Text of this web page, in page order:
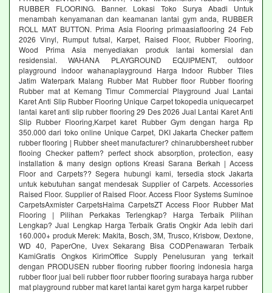
RUBBER FLOORING. Banner. Lokasi Toko Surya Abadi Untuk
menambah kenyamanan dan keamanan lantai gym anda, RUBBER
ROLL MAT BUTTON. Prima Asia Flooring primaasiaflooring 24 Feb
2026 Vinyl, Rumput futsal, Karpet, Raised Floor, Rubber Flooring,
Wood Prima Asia menyediakan produk lantai komersial dan
residensial. WAHANA PLAYGROUND EQUIPMENT, outdoor
playground indoor wahanaplayground Harga Indoor Rubber Tiles
Jatim Waterpark Malang Rubber Mat Rubber floor Rubber flooring
Rubber mat at Kemang Timur Commercial Playground Jual Lantai
Karet Anti Slip Rubber Flooring Unique Carpet tokopedia uniquecarpet
lantai karet anti slip rubber flooring 29 Des 2026 Jual Lantai Karet Anti
Slip Rubber Flooring,Karpet karet Rubber Gym dengan harga Rp
350.000 dari toko online Unique Carpet, DKI Jakarta Checker pattem
rubber flooring | Rubber sheet manufacturer? chinarubbersheet rubber
flooing Checker pattem? perfect shock absorption, protection, easy
installation & many design options Kreasi Sarana Berkah | Access
Floor and Carpets?? Segera hubungi kami, tersedia stock Jakarta
untuk kebutuhan sangat mendesak Supplier of Carpets. Accessories
Raised Floor. Supplier of Raised Floor. Access Floor Systems Suminoe
CarpetsAxmister CarpetsHaima CarpetsZT Access Floor Rubber Mat
Flooring | Pilihan Perkakas Terlengkap? Harga Terbaik Pilihan
Lengkap? Jual Lengkap Harga Terbaik Gratis Ongkir Ada lebih dari
160.000+ produk Merek: Makita, Bosch, 3M, Trusco, Krisbow, Dextone,
WD 40, PaperOne, Uvex Sekarang Bisa CODPenawaran Terbaik
KamiGratis Ongkos KirimOffice Supply Penelusuran yang terkait
dengan PRODUSEN rubber flooring rubber flooring indonesia harga
rubber floor jual beli rubber floor rubber flooring surabaya harga rubber
mat playground rubber mat karet lantai karet gym harga karpet rubber